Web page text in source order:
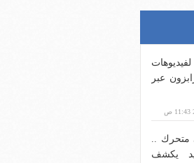
لفيديوهات
عبر
..
يكشف